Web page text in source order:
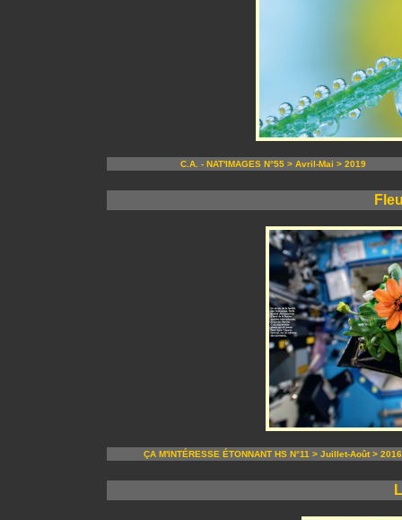
C.A. - NAT'IMAGES N°55 > Avril-Mai > 2019
ÇA M'INTÉRESSE ÉTONNANT HS N°11 > Juillet-Août > 2016